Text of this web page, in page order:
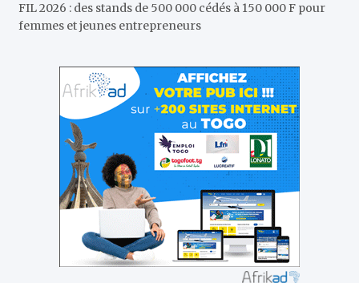
FIL 2026 : des stands de 500 000 cédés à 150 000 F pour
femmes et jeunes entrepreneurs